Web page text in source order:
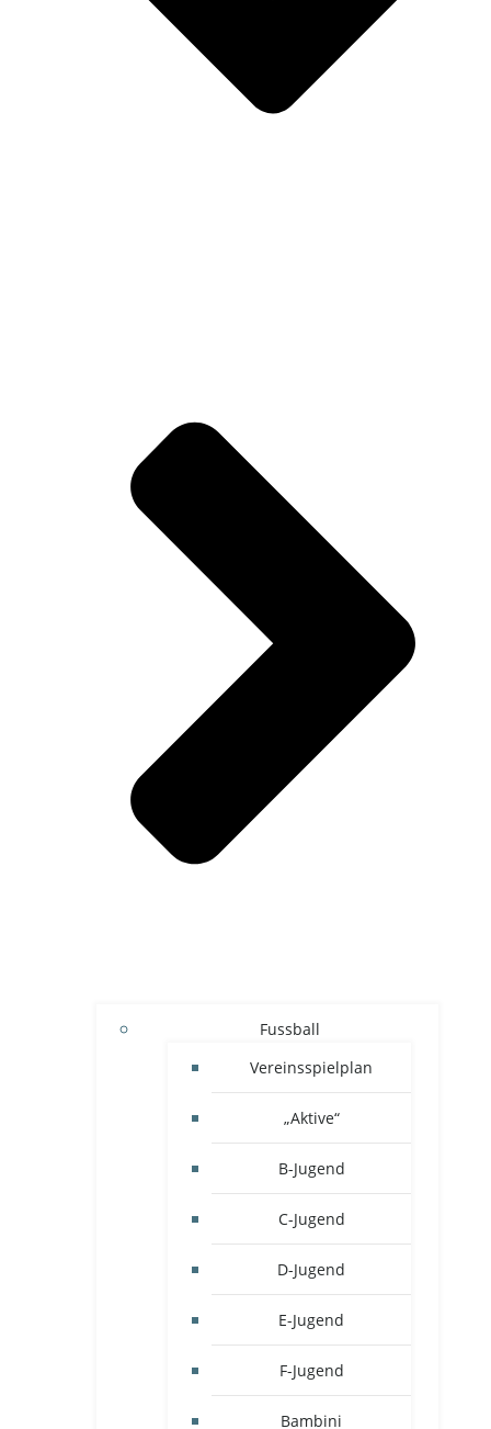
Fussball
Vereinsspielplan
„Aktive“
B-Jugend
C-Jugend
D-Jugend
E-Jugend
F-Jugend
Bambini